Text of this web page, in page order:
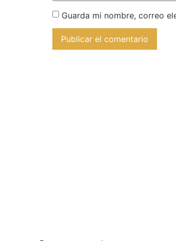
Guarda mi nombre, correo